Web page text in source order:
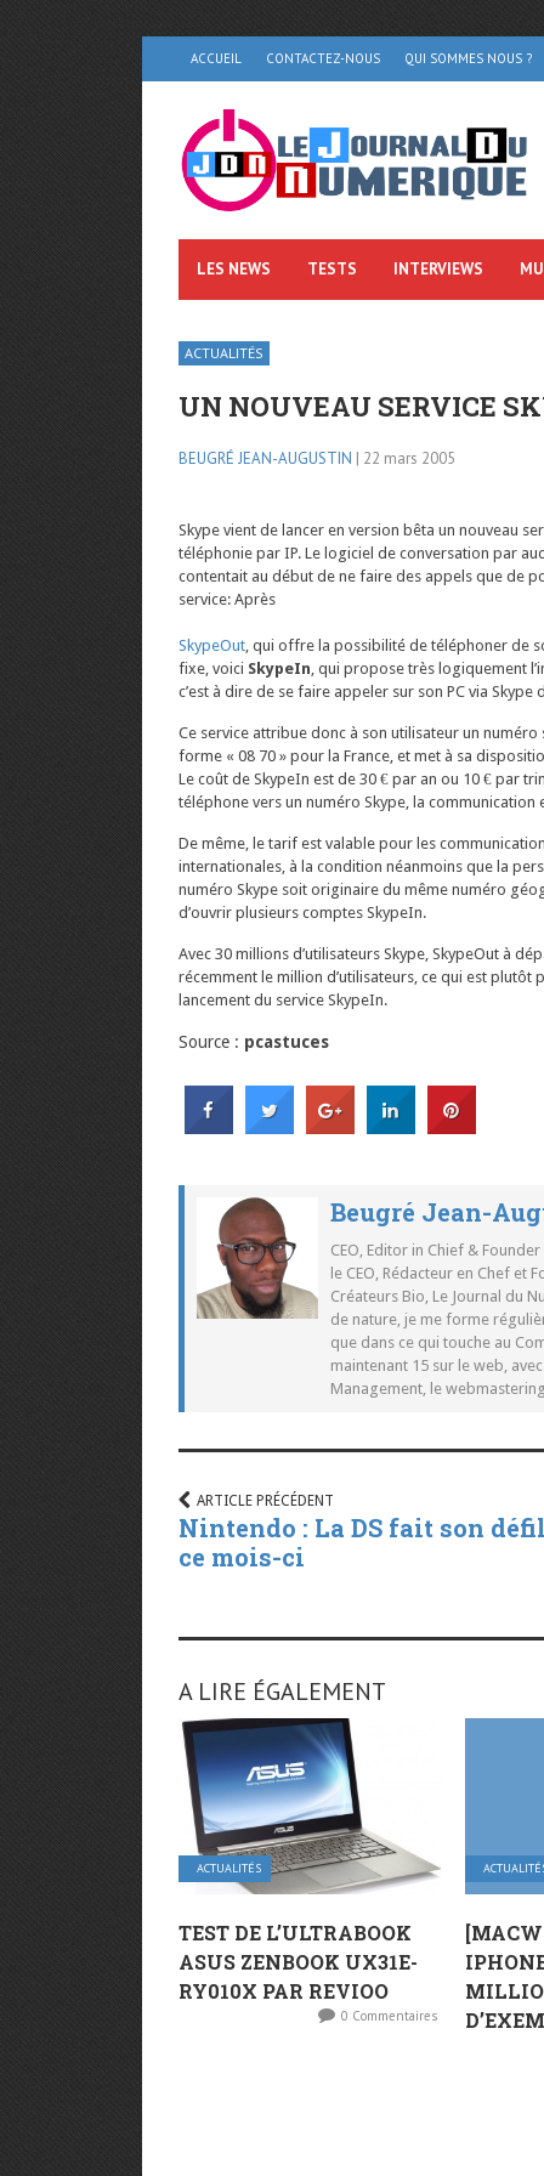
ACCUEIL CONTACTEZ-NOUS QUI SOMMES NOUS ?
LES NEWS TESTS INTERVIEWS
ACTUALITÉS
UN NOUVEAU SERVICE
BEUGRÉ JEAN-AUGUSTIN | 22 mars 2005
Skype vient de lancer en version bêta un nouveau
téléphonie par IP. Le logiciel de conversation par
contentait au début de ne faire des appels que de pc
service: Après
SkypeOut, qui offre la possibilité de téléphoner de
fixe, voici SkypeIn, qui propose très logiquement
c’est à dire de se faire appeler sur son PC via
Ce service attribue donc à son utilisateur un numéro
forme « 08 70 » pour la France, et met à sa
Le coût de SkypeIn est de 30 € par an ou 10 € par
téléphone vers un numéro Skype, la communication
De même, le tarif est valable pour les
internationales, à la condition néanmoins que la
numéro Skype soit originaire du même numéro
d’ouvrir plusieurs comptes SkypeIn.
Avec 30 millions d’utilisateurs Skype, SkypeOut à
récemment le million d’utilisateurs, ce qui est plutôt
lancement du service SkypeIn.
Source : pcastuces
Beugré Jean-
CEO, Editor in Chief &
le CEO, Rédacteur en Chef et
Créateurs Bio, Le Journal du
de nature, je me forme
que dans ce qui touche au
maintenant 15 sur le web,
Management, le
ARTICLE PRÉCÉDENT
Nintendo : La DS fait son
ce mois-ci
A LIRE ÉGALEMENT
ACTUALITÉS
TEST DE L’ULTRABOOK
ASUS ZENBOOK UX31E-
RY010X PAR REVIOO
0 Commentaires